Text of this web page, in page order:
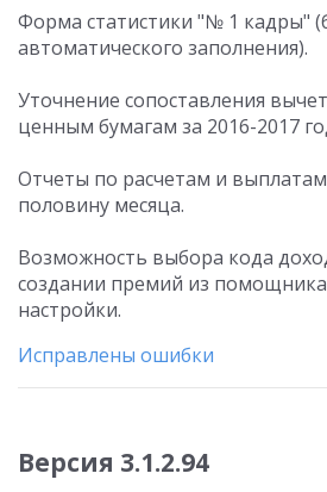
Форма статистики "№ 1 кадры"
автоматического заполнения).
Уточнение сопоставления
ценным бумагам за 2016-2017
Отчеты по расчетам и
половину месяца.
Возможность выбора кода
создании премий из
настройки.
Исправлены ошибки
Версия 3.1.2.94